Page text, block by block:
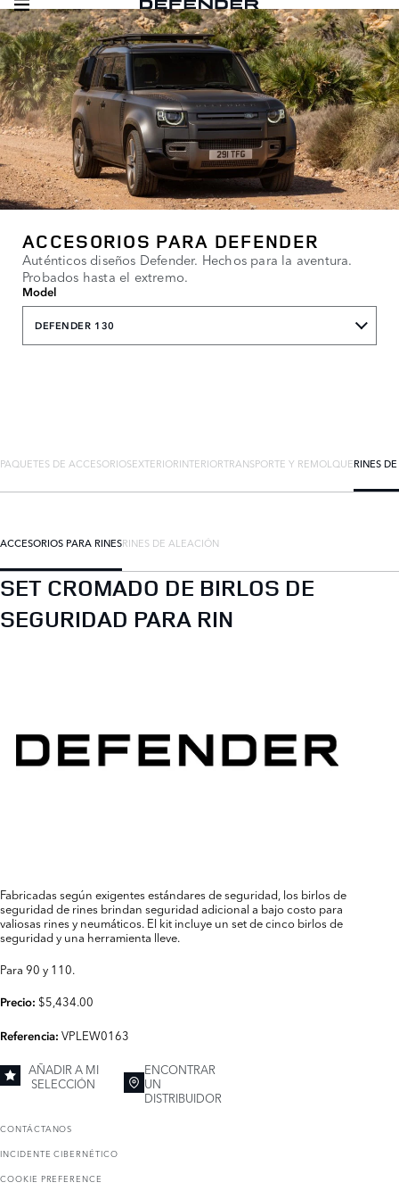
ACCESORIOS PARA DEFENDER
Auténticos diseños Defender. Hechos para la aventura.
Probados hasta el extremo.
Model
DEFENDER 130
PAQUETES DE ACCESORIOSEXTERIORINTERIORTRANSPORTE Y REMOLQUERINES
ACCESORIOS PARA RINESRINES DE ALEACIÓN
SET CROMADO DE BIRLOS DE
SEGURIDAD PARA RIN
Fabricadas según exigentes estándares de seguridad, los birlos de
seguridad de rines brindan seguridad adicional a bajo costo para
valiosas rines y neumáticos. El kit incluye un set de cinco birlos de
seguridad y una herramienta lleve.
Para 90 y 110.
Precio: $5,434.00
Referencia: VPLEW0163
AÑADIR A MI
SELECCIÓN
ENCONTRAR
UN
DISTRIBUIDOR
CONTÁCTANOS
INCIDENTE CIBERNÉTICO
COOKIE PREFERENCE